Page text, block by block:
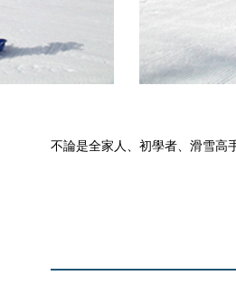
不論是全家人、初學者、滑雪高